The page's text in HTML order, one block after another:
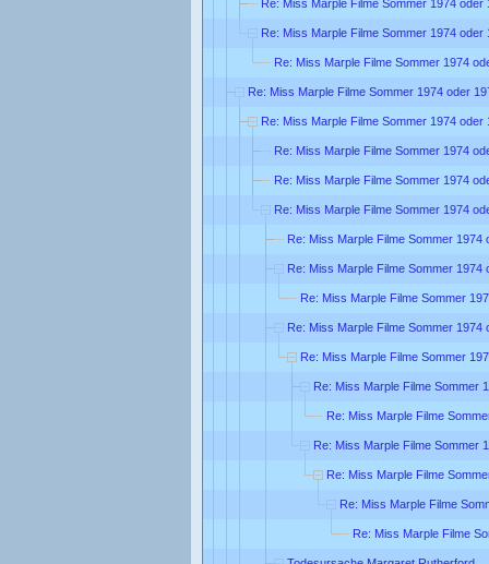
Re: Miss Marple Filme Sommer 1974 oder
Re: Miss Marple Filme Sommer 1974 oder
Re: Miss Marple Filme Sommer 1974
Re: Miss Marple Filme Sommer 1974 oder
Re: Miss Marple Filme Sommer 1974 oder
Re: Miss Marple Filme Sommer 1974
Re: Miss Marple Filme Sommer 1974
Re: Miss Marple Filme Sommer 1974
Re: Miss Marple Filme Sommer 1974
Re: Miss Marple Filme Sommer 1974
Re: Miss Marple Filme Sommer
Re: Miss Marple Filme Sommer 1974
Re: Miss Marple Filme Sommer
Re: Miss Marple Filme Sommer
Re: Miss Marple Filme
Re: Miss Marple Filme Sommer
Re: Miss Marple Filme
Re: Miss Marple Filme
Re: Miss Marple Filme